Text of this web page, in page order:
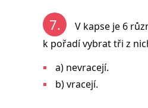
7.
V kapse je 6
k pořadí vybrat tři z
a) nevracejí.
b) vracejí.